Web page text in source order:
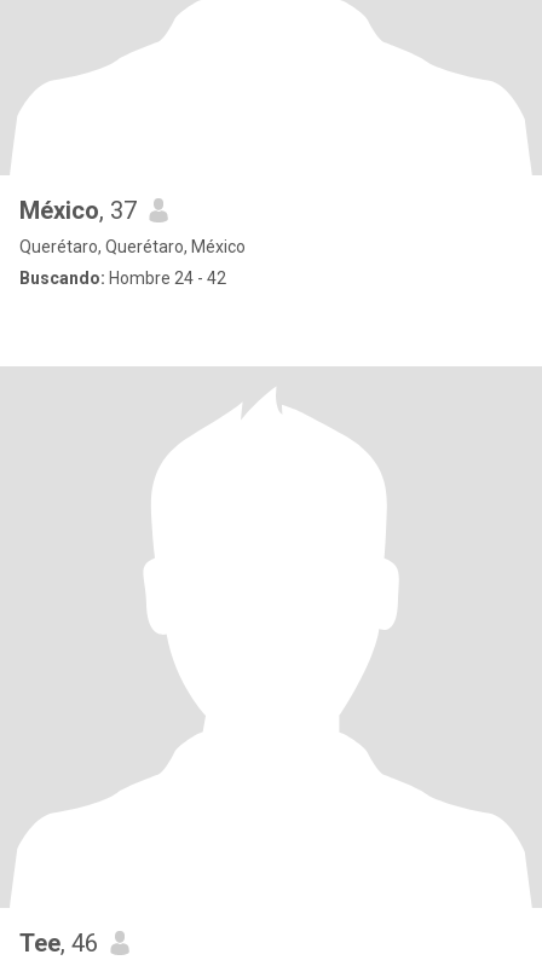
México, 37
Querétaro, Querétaro, México
Buscando: Hombre 24 - 42
Tee, 46